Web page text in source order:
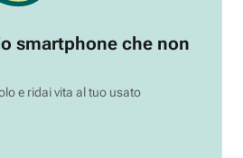
smartphone che non
e ridai vita al tuo usato